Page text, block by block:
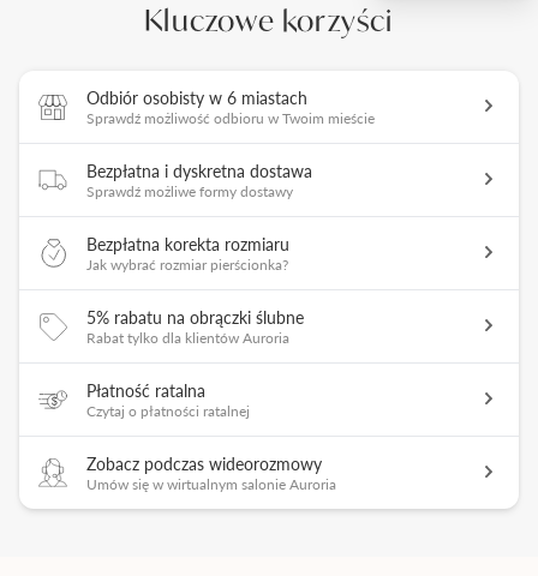
Kluczowe korzyści
Odbiór osobisty w 6 miastach
Sprawdź możliwość odbioru w Twoim mieście
Bezpłatna i dyskretna dostawa
Sprawdź możliwe formy dostawy
Bezpłatna korekta rozmiaru
Jak wybrać rozmiar pierścionka?
5% rabatu na obrączki ślubne
Rabat tylko dla klientów Auroria
Płatność ratalna
Czytaj o płatności ratalnej
Zobacz podczas wideorozmowy
Umów się w wirtualnym salonie Auroria